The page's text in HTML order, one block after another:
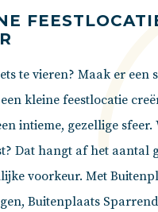
te vieren? Maak er een
kleine feestlocatie
intieme, gezellige sfeer.
Dat hangt af het aantal
voorkeur. Met
Buitenplaats